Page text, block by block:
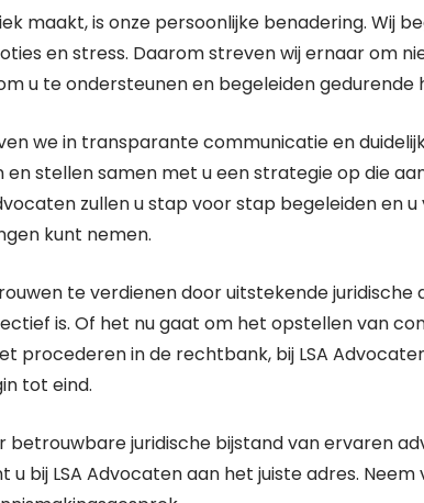
maakt, is onze persoonlijke benadering. Wij
en stress. Daarom streven wij ernaar om
u te ondersteunen en begeleiden gedurende
we in transparante communicatie en
stellen samen met u een strategie op die
zullen u stap voor stap begeleiden en
kunt nemen.
te verdienen door uitstekende
is. Of het nu gaat om het opstellen van
procederen in de rechtbank, bij LSA
tot eind.
betrouwbare juridische bijstand van ervaren
u bij LSA Advocaten aan het juiste adres.